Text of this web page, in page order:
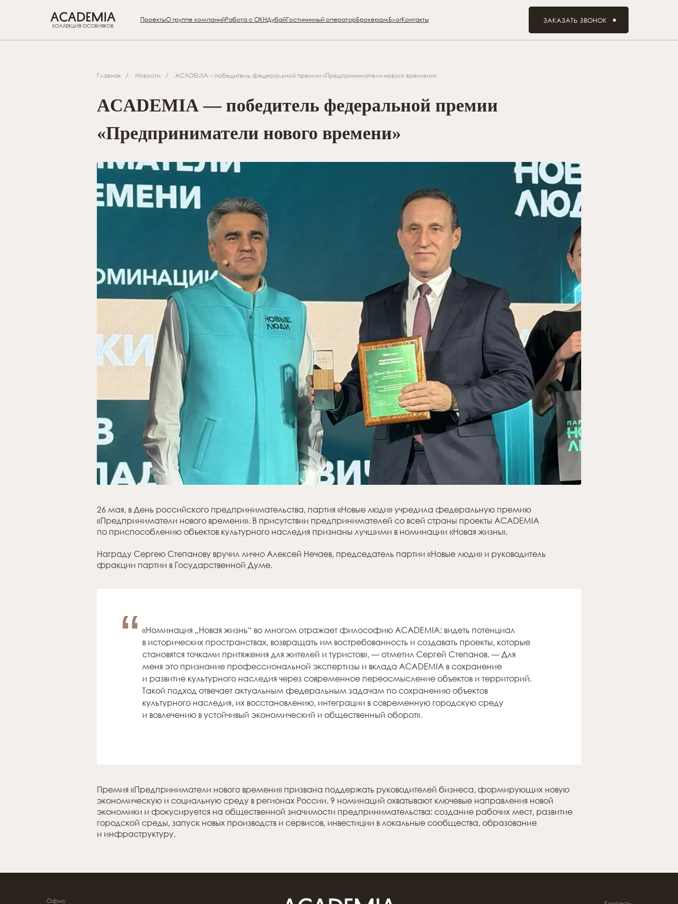
ПроектыО группе компанийРабота с ОКНДубайГостиничный операторБрокерамБлогКонтакты ЗАКАЗАТЬ ЗВОНОК
Главная / Новости / ACADEMIA – победитель федеральной премии «Предприниматели нового времени»
ACADEMIA — победитель федеральной премии
«Предприниматели нового времени»
26 мая, в День российского предпринимательства, партия «Новые люди» учредила федеральную премию
«Предприниматели нового времени». В присутствии предпринимателей со всей страны проекты ACADEMIA
по приспособлению объектов культурного наследия признаны лучшими в номинации «Новая жизнь».
Награду Сергею Степанову вручил лично Алексей Нечаев, председатель партии «Новые люди» и руководитель
фракции партии в Государственной Думе.
“ «Номинация „Новая жизнь“ во многом отражает философию ACADEMIA: видеть потенциал
в исторических пространствах, возвращать им востребованность и создавать проекты, которые
становятся точками притяжения для жителей и туристов», — отметил Сергей Степанов. — Для
меня это признание профессиональной экспертизы и вклада ACADEMIA в сохранение
и развитие культурного наследия через современное переосмысление объектов и территорий.
Такой подход отвечает актуальным федеральным задачам по сохранению объектов
культурного наследия, их восстановлению, интеграции в современную городскую среду
и вовлечению в устойчивый экономический и общественный оборот».
Премия «Предприниматели нового времени» призвана поддержать руководителей бизнеса, формирующих новую
экономическую и социальную среду в регионах России. 9 номинаций охватывают ключевые направления новой
экономики и фокусируется на общественной значимости предпринимательства: создание рабочих мест, развитие
городской среды, запуск новых производств и сервисов, инвестиции в локальные сообщества, образование
и инфраструктуру.
Офис